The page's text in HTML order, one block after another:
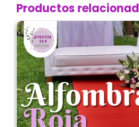
Productos
Alquiler de Alfombra Roja (Módulo